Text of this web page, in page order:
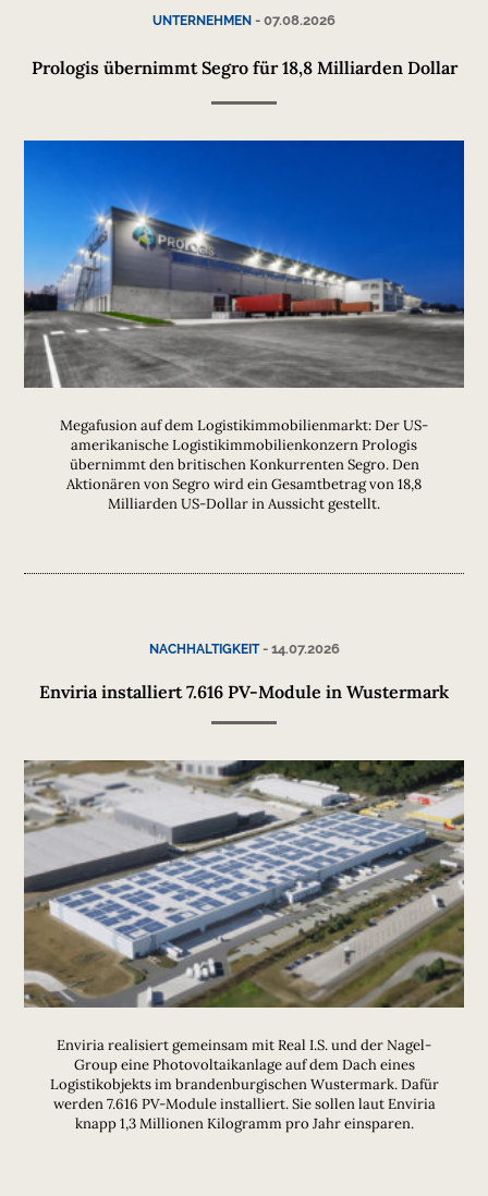
UNTERNEHMEN - 07.08.2026
Prologis übernimmt Segro für 18,8 Milliarden Dollar
Megafusion auf dem Logistikimmobilienmarkt: Der US-
amerikanische Logistikimmobilienkonzern Prologis
übernimmt den britischen Konkurrenten Segro. Den
Aktionären von Segro wird ein Gesamtbetrag von 18,8
Milliarden US-Dollar in Aussicht gestellt.
NACHHALTIGKEIT- 14.07.2026
Enviria installiert 7.616 PV-Module in Wustermark
Enviria realisiert gemeinsam mit Real I.S. und der Nagel-
Group eine Photovoltaikanlage auf dem Dach eines
Logistikobjekts im brandenburgischen Wustermark. Dafür
werden 7.616 PV-Module installiert. Sie sollen laut Enviria
knapp 1,3 Millionen Kilogramm pro Jahr einsparen.